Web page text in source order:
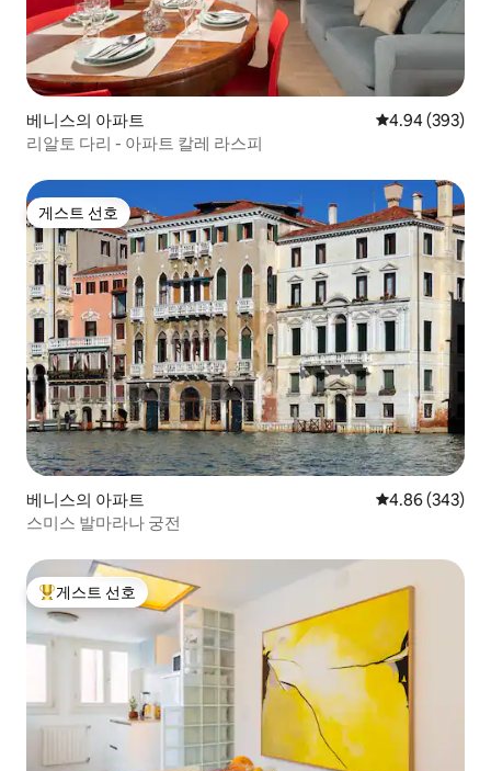
베니스의 아파트 평점 4.94점(5
4.94 (393)
리알토 다리 - 아파트 칼레 라스피
게스트 선호
게스트 선호
베니스의 아파트 평점 4.86점(5
4.86 (343)
스미스 발마라나 궁전
상위 게스트 선호
게스트 선호